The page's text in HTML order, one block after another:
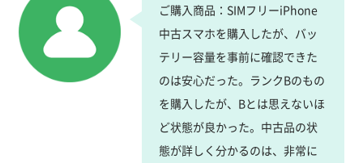
ご購入商品：SIMフリーiPhone
中古スマホを購入したが、バッ
テリー容量を事前に確認できた
のは安心だった。ランクBのもの
を購入したが、Bとは思えないほ
ど状態が良かった。中古品の状
態が詳しく分かるのは、非常に